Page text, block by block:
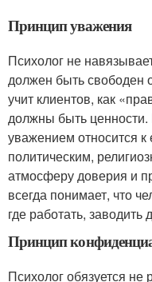
Принцип уважения
Психолог не
должен быть свободен
учит клиентов, как
должны быть ценности.
уважением относится
политическим,
атмосферу доверия и
всегда понимает, что
где работать, заводить
Принцип
Психолог обязуется не